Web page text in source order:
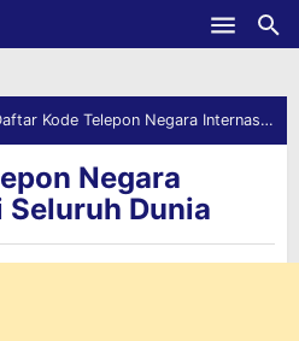
Kode Telepon Negara Internasional di Seluruh Dunia
Negara
Dunia